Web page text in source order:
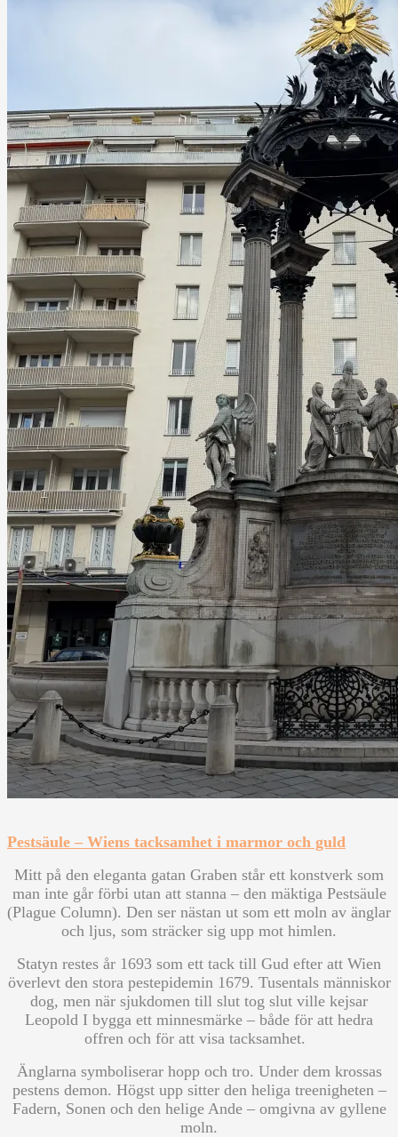
Pestsäule – Wiens tacksamhet i marmor och guld
Mitt på den eleganta gatan Graben står ett konstverk som
man inte går förbi utan att stanna – den mäktiga Pestsäule
(Plague Column). Den ser nästan ut som ett moln av änglar
och ljus, som sträcker sig upp mot himlen.
Statyn restes år 1693 som ett tack till Gud efter att Wien
överlevt den stora pestepidemin 1679. Tusentals människor
dog, men när sjukdomen till slut tog slut ville kejsar
Leopold I bygga ett minnesmärke – både för att hedra
offren och för att visa tacksamhet.
Änglarna symboliserar hopp och tro. Under dem krossas
pestens demon. Högst upp sitter den heliga treenigheten –
Fadern, Sonen och den helige Ande – omgivna av gyllene
moln.